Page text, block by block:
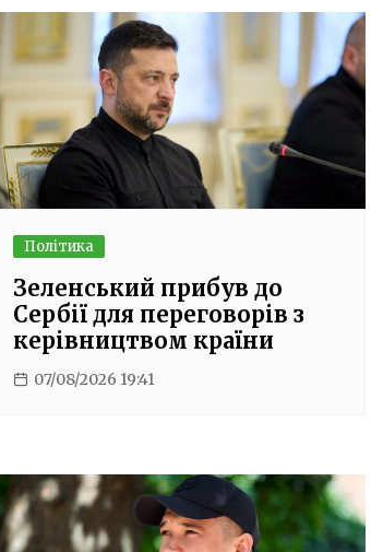
Політика
Зеленський прибув до
Сербії для переговорів з
керівництвом країни
07/08/2026 19:41